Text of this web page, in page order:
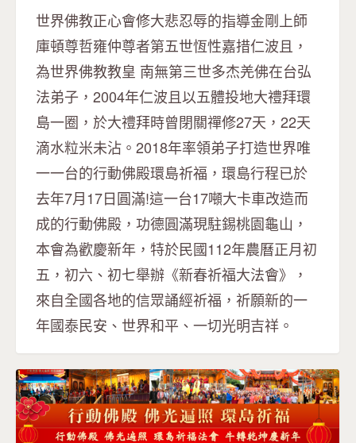
世界佛教正心會修大悲忍辱的指導金剛上師
庫頓尊哲雍仲尊者第五世恆性嘉措仁波且，
為世界佛教教皇 南無第三世多杰羌佛在台弘
法弟子，2004年仁波且以五體投地大禮拜環
島一圈，於大禮拜時曾閉關禪修27天，22天
滴水粒米未沾。2018年率領弟子打造世界唯
一一台的行動佛殿環島祈福，環島行程已於
去年7月17日圓滿!這一台17噸大卡車改造而
成的行動佛殿，功德圓滿現駐錫桃園龜山，
本會為歡慶新年，特於民國112年農曆正月初
五，初六、初七舉辦《新春祈福大法會》，
來自全國各地的信眾誦經祈福，祈願新的一
年國泰民安、世界和平、一切光明吉祥。